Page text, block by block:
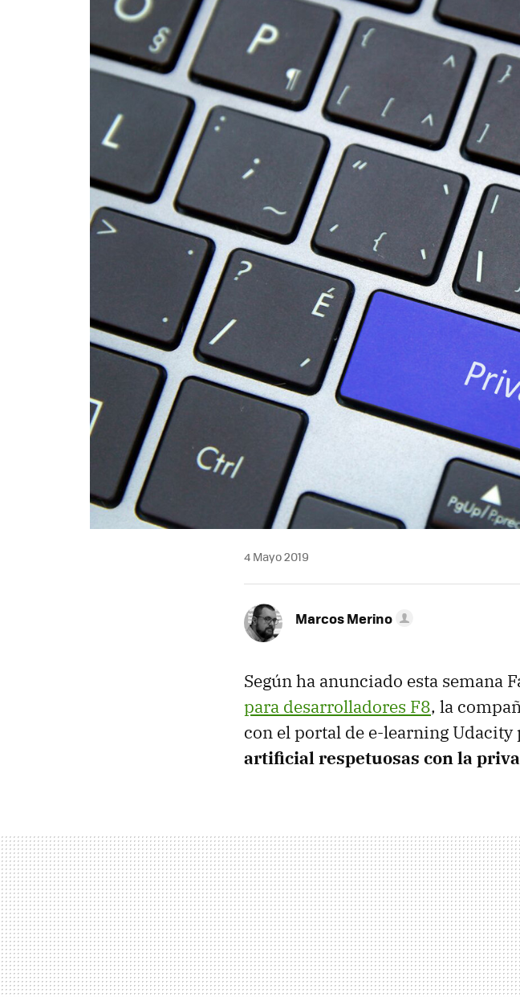
4 Mayo 2019
Marcos Merino
Según ha anunciado esta semana
para desarrolladores F8, la
con el portal de e-learning
artificial respetuosas con la